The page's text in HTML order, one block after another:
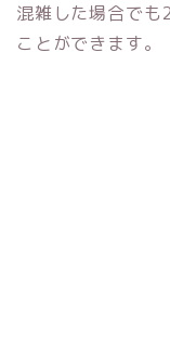
混雑した場合でも
ことができます。